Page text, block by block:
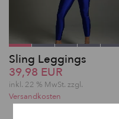
Sling Leggings
39,98 EUR
inkl. 22 % MwSt. zzgl.
Versandkosten